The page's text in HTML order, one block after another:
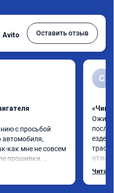
Avito Оставить отзыв
с просьбой
автомобиля,
как мне не совсем
прошивки,
намного лучше!
С
«Чип
после
езде
По